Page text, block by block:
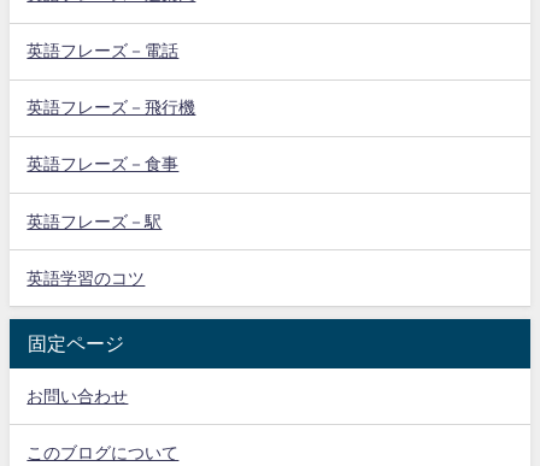
英語フレーズ－電話
英語フレーズ－飛行機
英語フレーズ－食事
英語フレーズ－駅
英語学習のコツ
固定ページ
お問い合わせ
このブログについて